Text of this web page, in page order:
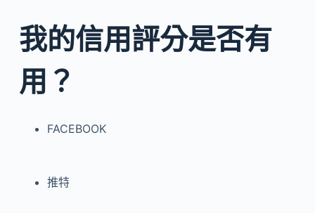
我的信用評分是否有
用？
FACEBOOK
推特